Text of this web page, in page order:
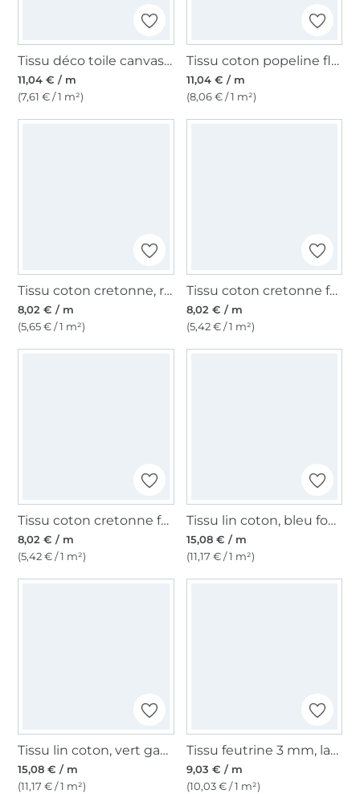
Tissu déco toile canvas uni, vert moyen
11,04 € / m
(7,61 € / 1 m²)
Tissu coton popeline fleurs de tilleul, jaune soleil
11,04 € / m
(8,06 € / 1 m²)
Tissu coton cretonne, rose clair
8,02 € / m
(5,65 € / 1 m²)
Tissu coton cretonne fanion, boue clair
8,02 € / m
(5,42 € / 1 m²)
Tissu coton cretonne fanion, vert mousse
8,02 € / m
(5,42 € / 1 m²)
Tissu lin coton, bleu foncé - pourpre
15,08 € / m
(11,17 € / 1 m²)
Tissu lin coton, vert gazon
15,08 € / m
(11,17 € / 1 m²)
Tissu feutrine 3 mm, largeur 90 cm, jaune
9,03 € / m
(10,03 € / 1 m²)